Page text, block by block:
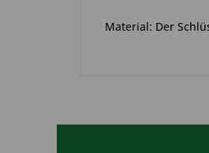
Material: Der